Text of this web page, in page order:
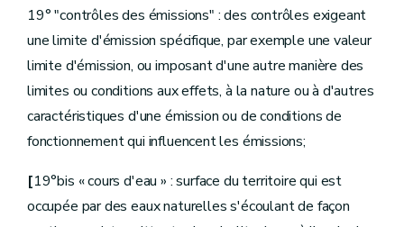
[Décret 08.05.2008]
Art.[D.233bis - 10
Section2 Fonds social de l'eau
Sous-section 1re
Dispositions générales
Art.D.234
Art.D.235
Art.D.236
Sous-section 2 Mécanisme financier
Art.
Art.D.239
Art.D.240
Art.D.241
19° "contrôles des émissions" : des contrôles exigeant
une limite d'émission spécifique, par exemple une valeur
limite d'émission, ou imposant d'une autre manière des
limites ou conditions aux effets, à la nature ou à d'autres
caractéristiques d'une émission ou de conditions de
fonctionnement qui influencent les émissions;
[19°bis « cours d'eau » : surface du territoire qui est
occupée par des eaux naturelles s'écoulant de façon